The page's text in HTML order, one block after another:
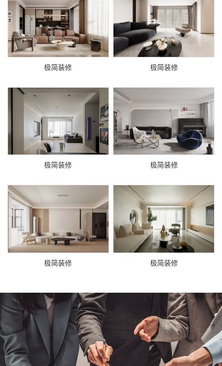
极简装修 极简装修
极简装修 极简装修
极简装修 极简装修